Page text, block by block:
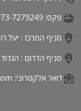
פקס: 7279249
סניף המרכז : יעל רום 18 פתח
סניף הדרום : הגדוד העברי 5
דואר אלקטרוני: